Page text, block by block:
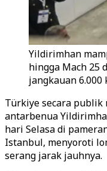
Yildirimhan
hingga Mach 25
jangkauan 6.000
Türkiye secara
antarbenua
hari Selasa di
Istanbul, menyoroti
serang jarak jauhnya.